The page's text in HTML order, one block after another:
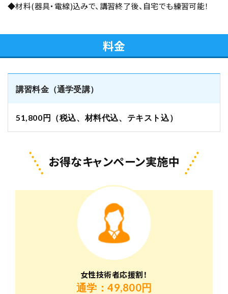
◆材料(器具・電線)込みで、講習終了後、自宅でも練習可能！
料金
講習料金（通学受講）
51,800円（税込、材料代込、テキスト込）
お得なキャンペーン実施中
女性技術者応援割！
通学：49,800円